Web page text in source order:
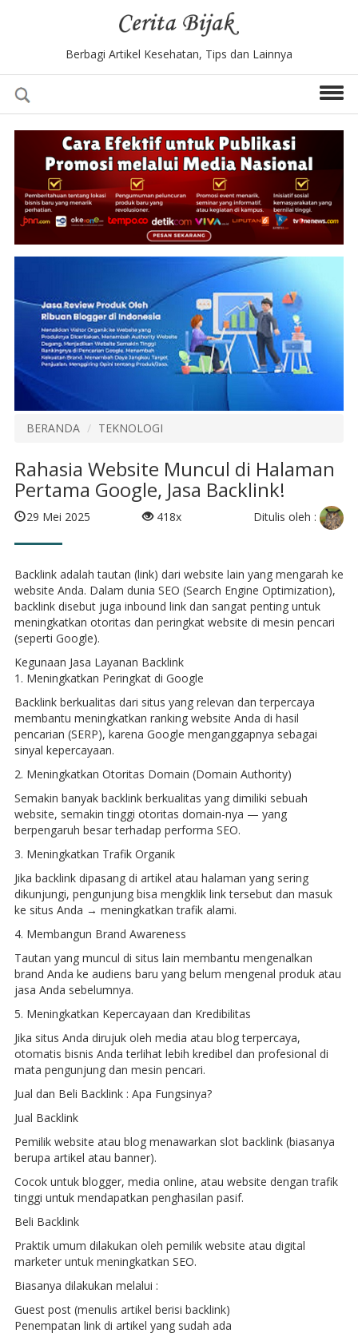
Berbagi Artikel Kesehatan, Tips dan Lainnya
BERANDA TEKNOLOGI
Rahasia Website Muncul di Halaman
Pertama Google, Jasa Backlink!
29 Mei 2025 418x Ditulis oleh :
Backlink adalah tautan (link) dari website lain yang mengarah ke
website Anda. Dalam dunia SEO (Search Engine Optimization),
backlink disebut juga inbound link dan sangat penting untuk
meningkatkan otoritas dan peringkat website di mesin pencari
(seperti Google).
Kegunaan Jasa Layanan Backlink
1. Meningkatkan Peringkat di Google
Backlink berkualitas dari situs yang relevan dan terpercaya
membantu meningkatkan ranking website Anda di hasil
pencarian (SERP), karena Google menganggapnya sebagai
sinyal kepercayaan.
2. Meningkatkan Otoritas Domain (Domain Authority)
Semakin banyak backlink berkualitas yang dimiliki sebuah
website, semakin tinggi otoritas domain-nya — yang
berpengaruh besar terhadap performa SEO.
3. Meningkatkan Trafik Organik
Jika backlink dipasang di artikel atau halaman yang sering
dikunjungi, pengunjung bisa mengklik link tersebut dan masuk
ke situs Anda → meningkatkan trafik alami.
4. Membangun Brand Awareness
Tautan yang muncul di situs lain membantu mengenalkan
brand Anda ke audiens baru yang belum mengenal produk atau
jasa Anda sebelumnya.
5. Meningkatkan Kepercayaan dan Kredibilitas
Jika situs Anda dirujuk oleh media atau blog terpercaya,
otomatis bisnis Anda terlihat lebih kredibel dan profesional di
mata pengunjung dan mesin pencari.
Jual dan Beli Backlink : Apa Fungsinya?
Jual Backlink
Pemilik website atau blog menawarkan slot backlink (biasanya
berupa artikel atau banner).
Cocok untuk blogger, media online, atau website dengan trafik
tinggi untuk mendapatkan penghasilan pasif.
Beli Backlink
Praktik umum dilakukan oleh pemilik website atau digital
marketer untuk meningkatkan SEO.
Biasanya dilakukan melalui :
Guest post (menulis artikel berisi backlink)
Penempatan link di artikel yang sudah ada